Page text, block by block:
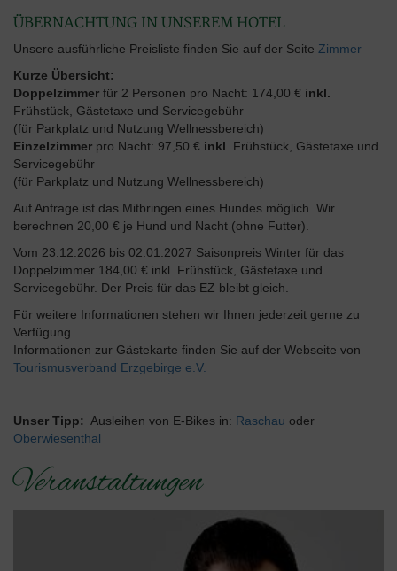
ÜBERNACHTUNG IN UNSEREM HOTEL
Unsere ausführliche Preisliste finden Sie auf der Seite Zimmer
Kurze Übersicht:
Doppelzimmer für 2 Personen pro Nacht: 174,00 € inkl.
Frühstück, Gästetaxe und Servicegebühr
(für Parkplatz und Nutzung Wellnessbereich)
Einzelzimmer pro Nacht: 97,50 € inkl . Frühstück, Gästetaxe und
Servicegebühr
(für Parkplatz und Nutzung Wellnessbereich)
Auf Anfrage ist das Mitbringen eines Hundes möglich. Wir
berechnen 20,00 € je Hund und Nacht (ohne Futter).
Vom 23.12.2026 bis 02.01.2027 Saisonpreis Winter für das
Doppelzimmer 184,00 € inkl. Frühstück, Gästetaxe und
Servicegebühr. Der Preis für das EZ bleibt gleich.
Für weitere Informationen stehen wir Ihnen jederzeit gerne zu
Verfügung.
Informationen zur Gästekarte finden Sie auf der Webseite von
Tourismusverband Erzgebirge e.V.
Unser Tipp: Ausleihen von E-Bikes in: Raschau oder
Oberwiesenthal
Veranstaltungen